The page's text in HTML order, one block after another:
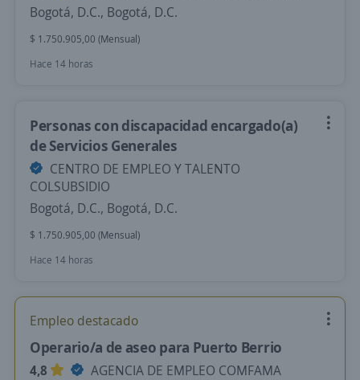
Bogotá, D.C., Bogotá, D.C.
$ 1.750.905,00 (Mensual)
Hace 14 horas
Personas con discapacidad encargado(a)
de Servicios Generales
CENTRO DE EMPLEO Y TALENTO
COLSUBSIDIO
Bogotá, D.C., Bogotá, D.C.
$ 1.750.905,00 (Mensual)
Hace 14 horas
Empleo destacado
Operario/a de aseo para Puerto Berrio
4,8
AGENCIA DE EMPLEO COMFAMA